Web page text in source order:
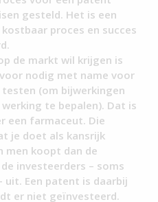
gesteld. Het is een
proces en succes
de markt wil krijgen is
nodig met name voor
(om bijwerkingen
te bepalen). Dat is
een farmaceut. Die
je doet als kansrijk
men koopt dan de
investeerders – soms
uit. Een patent is daarbij
er niet geïnvesteerd.